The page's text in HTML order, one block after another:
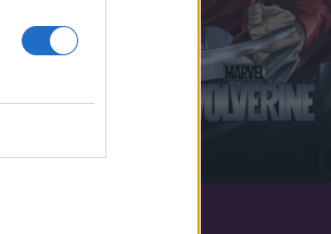
6.8